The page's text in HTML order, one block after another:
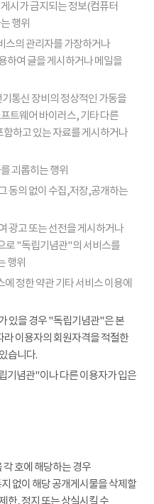
시가 금지되는 정보(컴퓨터
행위
스의 관리자를 가장하거나
하여 글을 게시하거나 메일을
통신 장비의 정상적인 가동을
트웨어 바이러스, 기타 다른
하고 있는 자료를 게시하거나
괴롭히는 행위
동의 없이 수집,저장,공개하는
광고 또는 선전을 게시하거나
로 "독립기념관"의 서비스를
행위
정한 약관 기타 서비스 이용에
있을 경우 "독립기념관"은 본
라 이용자의 회원자격을 적절한
습니다.
기념관"이나 다른 이용자가 입은
호에 해당하는 경우
없이 해당 공개게시물을 삭제할
한, 정지 또는 상실시킬 수